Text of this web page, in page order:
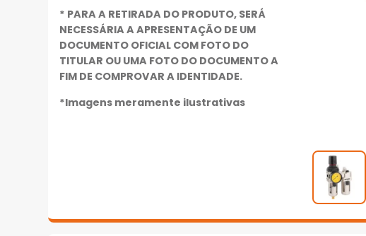
* PARA A RETIRADA DO PRODUTO, SERÁ
NECESSÁRIA A APRESENTAÇÃO DE UM
DOCUMENTO OFICIAL COM FOTO DO
TITULAR OU UMA FOTO DO DOCUMENTO A
FIM DE COMPROVAR A IDENTIDADE.
*Imagens meramente ilustrativas